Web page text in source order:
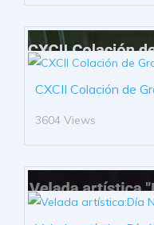
CXCII Colación de
3604 Views